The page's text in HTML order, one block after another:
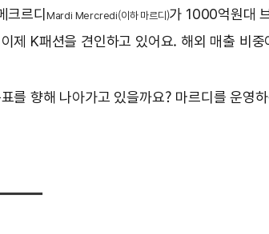
크르디 Mardi Mercredi(이하 마르디)가 1000억원대
제 K패션을 견인하고 있어요. 해외 매출 비
를 향해 나아가고 있을까요? 마르디를 운영